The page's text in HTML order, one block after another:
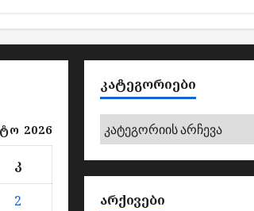
2026
კ
2
ᲙᲐᲢᲔᲒᲝᲠᲘᲔᲑᲘ
კატეგორიები
ᲐᲠᲥᲘᲕᲔᲑᲘ